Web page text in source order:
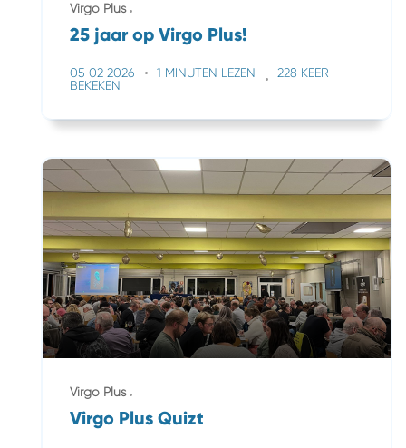
Virgo Plus
25 jaar op Virgo Plus!
05 02 2026 1 MINUTEN LEZEN
228 KEER
BEKEKEN
Virgo Plus
Virgo Plus Quizt